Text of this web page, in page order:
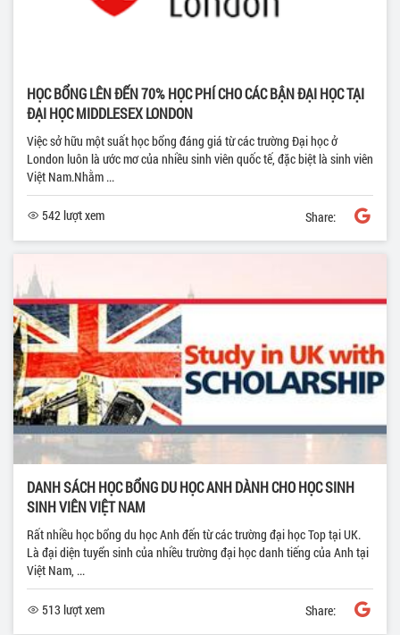
HỌC BỔNG LÊN ĐẾN 70% HỌC PHÍ CHO CÁC BẬN ĐẠI HỌC TẠI
ĐẠI HỌC MIDDLESEX LONDON
Việc sở hữu một suất học bổng đáng giá từ các trường Đại học ở
London luôn là ước mơ của nhiều sinh viên quốc tế, đặc biệt là sinh viên
Việt Nam.Nhằm ...
542 lượt xem Share:
DANH SÁCH HỌC BỔNG DU HỌC ANH DÀNH CHO HỌC SINH
SINH VIÊN VIỆT NAM
Rất nhiều học bổng du học Anh đến từ các trường đại học Top tại UK.
Là đại diện tuyển sinh của nhiều trường đại học danh tiếng của Anh tại
Việt Nam, ...
513 lượt xem Share: